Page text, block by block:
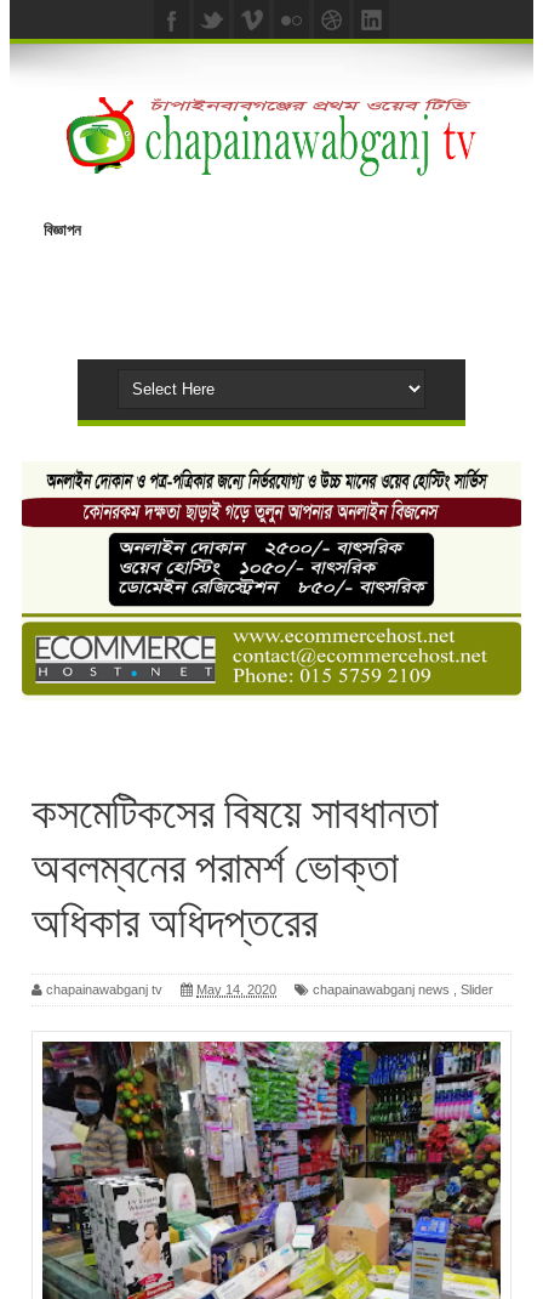
বিজ্ঞাপন
কসমেটিকসের বিষয়ে সাবধানতা
অবলম্বনের পরামর্শ ভোক্তা
অধিকার অধিদপ্তরের
chapainawabganj tv May 14, 2020 chapainawabganj news Slider